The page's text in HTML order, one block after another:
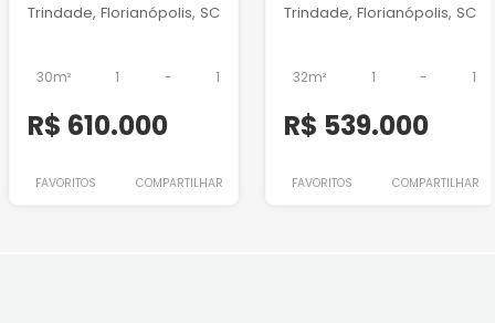
Trindade, Florianópolis, SC
30m² 1 - 1
R$ 610.000
FAVORITOS COMPARTILHAR
Trindade, Florianópolis, SC
32m² 1 - 1
R$ 539.000
FAVORITOS COMPARTILHAR